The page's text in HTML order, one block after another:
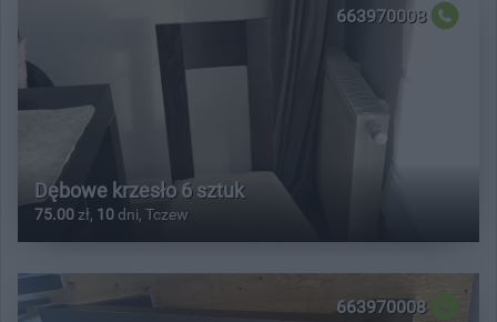
663970008
Dębowe krzesło 6 sztuk
75.00 zł, 10 dni, Tczew
663970008